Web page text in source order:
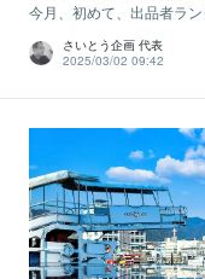
今月、初めて、出品者ラ
さいとう企画 代表
2025/03/02 09:42